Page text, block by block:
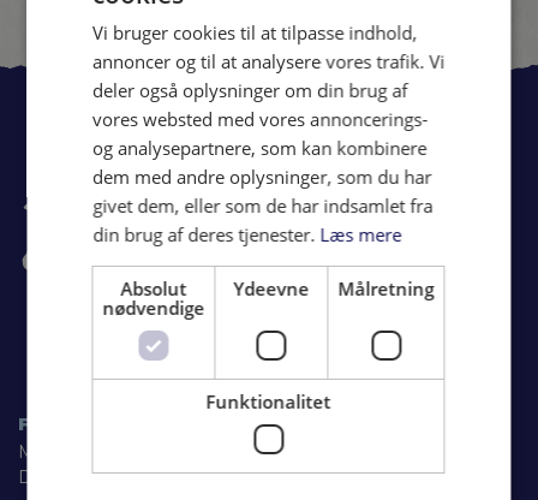
FESTIVALPLADS
Mølvangvej 66B
DK-7300 Jelling
Vi bruger cookies til at tilpasse indhold,
annoncer og til at analysere vores trafik. Vi
deler også oplysninger om din brug af
vores websted med vores annoncerings-
og analysepartnere, som kan kombinere
dem med andre oplysninger, som du har
givet dem, eller som de har indsamlet fra
din brug af deres tjenester. Læs mere
Absolut
nødvendige
Ydeevne Målretning
Funktionalitet